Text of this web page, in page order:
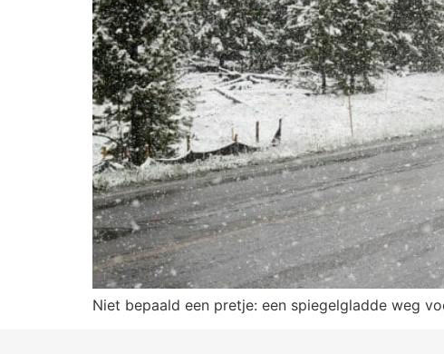
Niet bepaald een pretje: een spiegelgladde weg